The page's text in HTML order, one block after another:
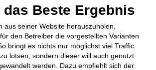
das Beste Ergebnis
aus seiner Website herauszuholen,
den Betreiber die vorgestellten Varianten
bringt es nichts nur möglichst viel Traffic
lotsen, sondern dieser will auch genutzt
werden. Dazu empfiehlt sich der